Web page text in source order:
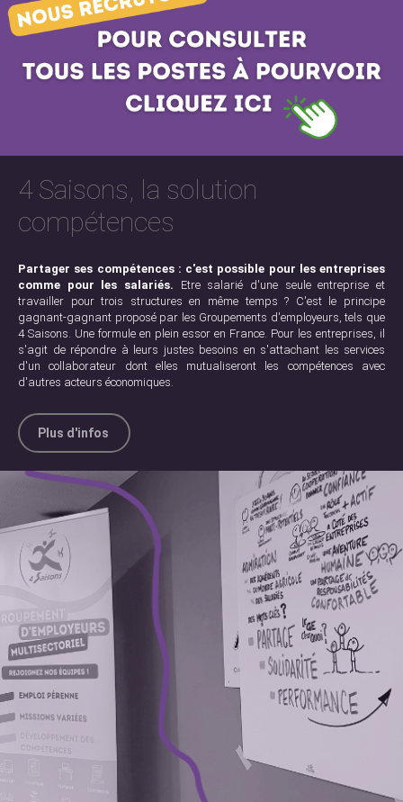
4 Saisons, la solution
compétences
Partager ses compétences : c'est possible pour les entreprises
comme pour les salariés. Etre salarié d'une seule entreprise et
travailler pour trois structures en même temps ? C'est le principe
gagnant-gagnant proposé par les Groupements d'employeurs, tels que
4 Saisons. Une formule en plein essor en France. Pour les entreprises, il
s'agit de répondre à leurs justes besoins en s'attachant les services
d'un collaborateur dont elles mutualiseront les compétences avec
d'autres acteurs économiques.
Plus d'infos